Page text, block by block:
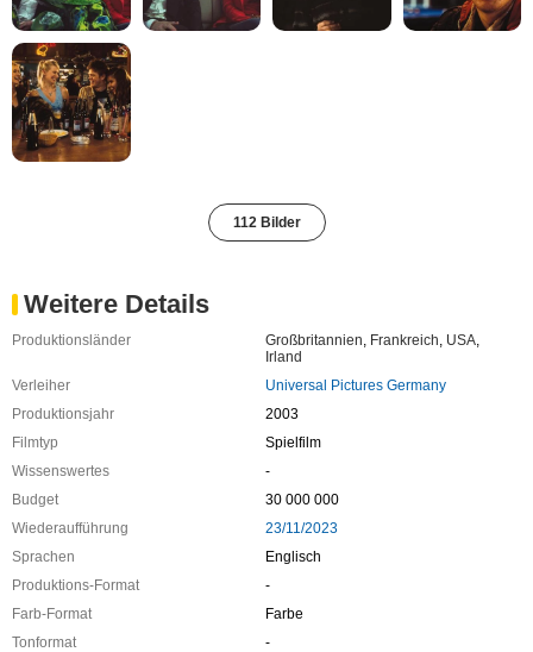
112 Bilder
Weitere Details
Produktionsländer Großbritannien Frankreich USA,
Irland
Verleiher
Universal Pictures Germany
Produktionsjahr
2003
Filmtyp
Spielfilm
Wissenswertes
-
Budget
30 000 000
Wiederaufführung
23/11/2023
Sprachen
Englisch
Produktions-Format
-
Farb-Format
Farbe
Tonformat
-